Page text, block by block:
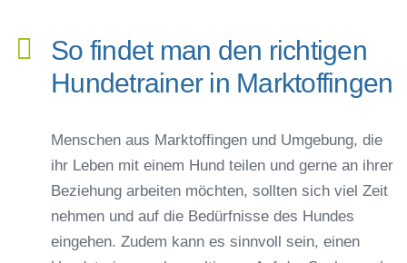
So findet man den richtigen
Hundetrainer in Marktoffingen
Menschen aus Marktoffingen und Umgebung, die
ihr Leben mit einem Hund teilen und gerne an ihrer
Beziehung arbeiten möchten, sollten sich viel Zeit
nehmen und auf die Bedürfnisse des Hundes
eingehen. Zudem kann es sinnvoll sein, einen